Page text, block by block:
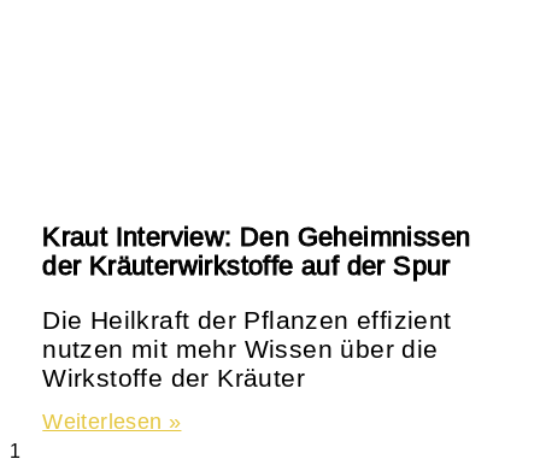
Kraut Interview: Den Geheimnissen
der Kräuterwirkstoffe auf der Spur
Die Heilkraft der Pflanzen effizient
nutzen mit mehr Wissen über die
Wirkstoffe der Kräuter
Weiterlesen »